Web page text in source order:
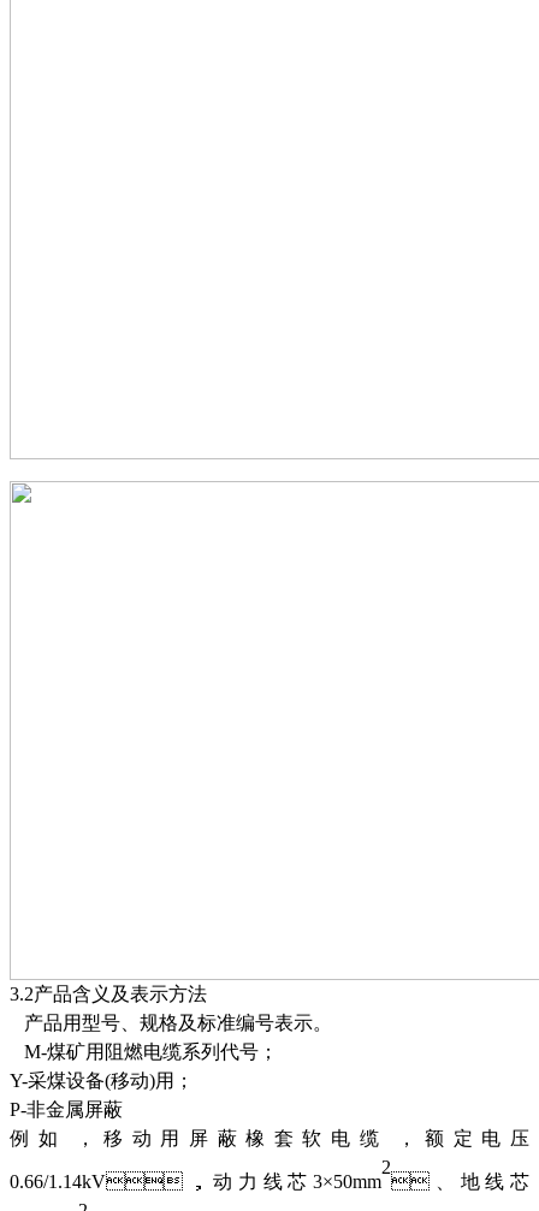
3.2产品含义及表示方法
产品用型号、规格及标准编号表示。
M-煤矿用阻燃电缆系列代号；
Y-采煤设备(移动)用；
P-非金属屏蔽
例如，移动用屏蔽橡套软电缆，额定电压
0.66/1.14kV，动力线芯3×50mm
2
、地线芯